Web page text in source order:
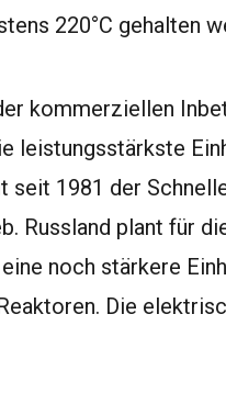
220°C gehalten
kommerziellen
leistungsstärkste
seit 1981 der
Russland plant für
noch stärkere
Die